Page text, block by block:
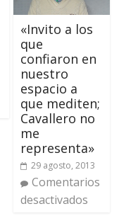
«Invito a los
que
confiaron en
nuestro
espacio a
que mediten;
Cavallero no
me
representa»
29 agosto, 2013
Comentarios
desactivados